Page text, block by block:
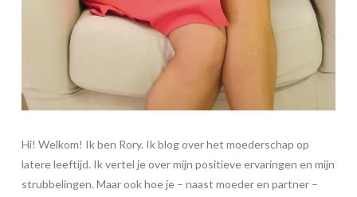
Hi! Welkom! Ik ben Rory. Ik blog over het moederschap op
latere leeftijd. Ik vertel je over mijn positieve ervaringen en mijn
strubbelingen. Maar ook hoe je – naast moeder en partner –